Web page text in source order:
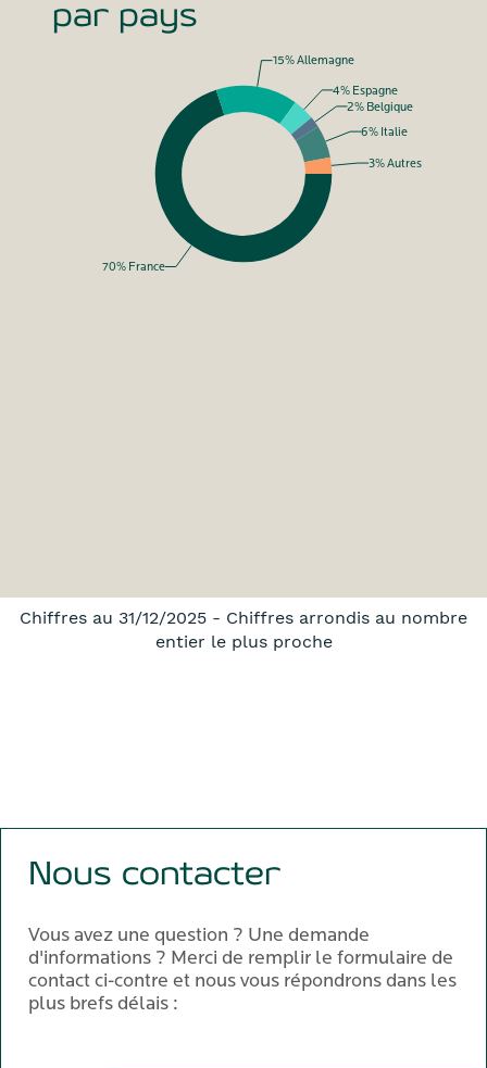
par pays
Chiffres au 31/12/2025 - Chiffres arrondis au nombre
entier le plus proche
Nous contacter
Vous avez une question ? Une demande
d'informations ? Merci de remplir le formulaire de
contact ci-contre et nous vous répondrons dans les
plus brefs délais :